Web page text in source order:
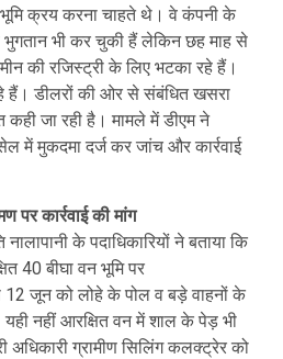
क्रय करना चाहते थे। वे कंपनी के
भी कर चुकी हैं लेकिन छह माह से
की रजिस्ट्री के लिए भटका रहे हैं।
हैं। डीलरों की ओर से संबंधित खसरा
कही जा रही है। मामले में डीएम ने
में मुकदमा दर्ज कर जांच और कार्रवाई
पर कार्रवाई की मांग
के पदाधिकारियों ने बताया कि
40 बीघा वन भूमि पर
जून को लोहे के पोल व बड़े वाहनों के
नहीं आरक्षित वन में शाल के पेड़ भी
अधिकारी ग्रामीण सिलिंग कलक्ट्रेर को